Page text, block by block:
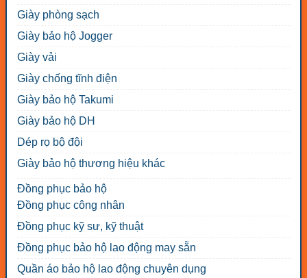
Giày phòng sạch
Giày bảo hộ Jogger
Giày vải
Giày chống tĩnh điện
Giày bảo hộ Takumi
Giày bảo hộ DH
Dép rọ bộ đội
Giày bảo hộ thương hiệu khác
Đồng phục bảo hộ
Đồng phục công nhân
Đồng phục kỹ sư, kỹ thuật
Đồng phục bảo hộ lao động may sẵn
Quần áo bảo hộ lao động chuyên dụng